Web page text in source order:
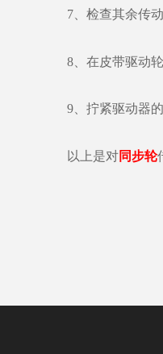
7、检查其余传动
8、在皮带驱动轮
9、拧紧驱动器的
以上是对同步轮